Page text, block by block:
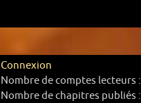
Connexion
Nombre de comptes lecteurs :
Nombre de chapitres publiés :